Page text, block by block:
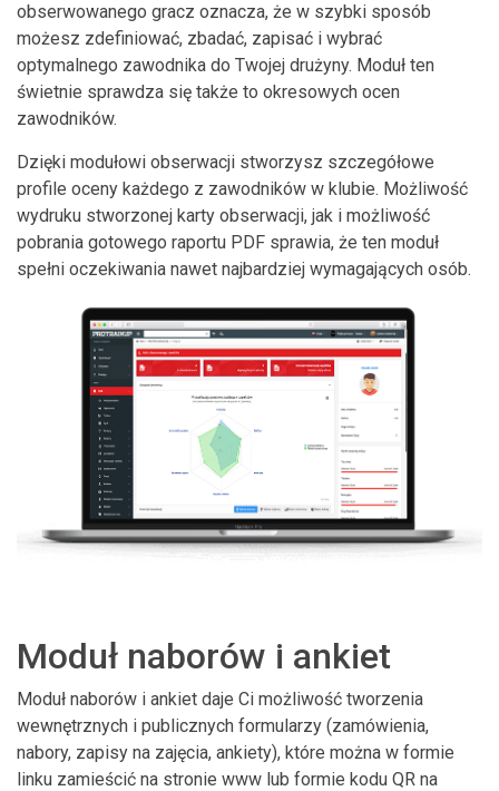
obserwowanego gracz oznacza, że w szybki sposób
możesz zdefiniować, zbadać, zapisać i wybrać
optymalnego zawodnika do Twojej drużyny. Moduł ten
świetnie sprawdza się także to okresowych ocen
zawodników.
Dzięki modułowi obserwacji stworzysz szczegółowe
profile oceny każdego z zawodników w klubie. Możliwość
wydruku stworzonej karty obserwacji, jak i możliwość
pobrania gotowego raportu PDF sprawia, że ten moduł
spełni oczekiwania nawet najbardziej wymagających osób.
Moduł naborów i ankiet
Moduł naborów i ankiet daje Ci możliwość tworzenia
wewnętrznych i publicznych formularzy (zamówienia,
nabory, zapisy na zajęcia, ankiety), które można w formie
linku zamieścić na stronie www lub formie kodu QR na